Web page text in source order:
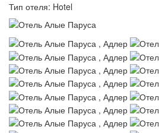
Тип отеля: Hotel